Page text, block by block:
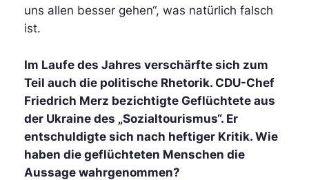
uns allen besser gehen“, was natürlich falsch
ist.
Im Laufe des Jahres verschärfte sich zum
Teil auch die politische Rhetorik. CDU-Chef
Friedrich Merz bezichtigte Geflüchtete aus
der Ukraine des „Sozialtourismus“. Er
entschuldigte sich nach heftiger Kritik. Wie
haben die geflüchteten Menschen die
Aussage wahrgenommen?